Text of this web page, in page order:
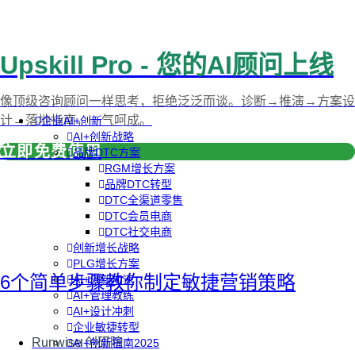
企业AI+创新
AI+创新战略
品牌DTC方案
RGM增长方案
品牌DTC转型
DTC全渠道零售
DTC会员电商
DTC社交电商
创新增长战略
PLG增长方案
AI+创新加速
AI+管理教练
AI+设计冲刺
企业敏捷转型
AI+创新指南2025
Upskill Pro - 您的AI顾问上线
像顶级咨询顾问一样思考，拒绝泛泛而谈。诊断→推演→方案设
计→落地指南，一气呵成。
立即免费使用
6个简单步骤教你制定敏捷营销策略
Runwise 创研院